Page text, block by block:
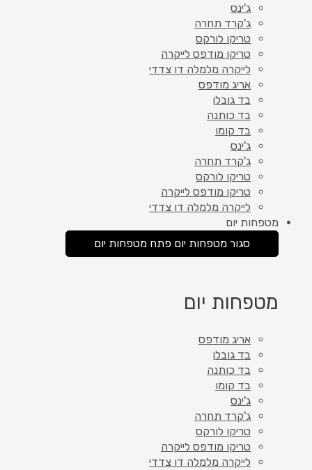
ג'ינס
ג'קרד תחרה
טריקו לורקס
טריקו מודפס לייקרה
לייקרה מלמלה דו צדדי
אריג מודפס
בד גובלן
בד כותנה
בד קומו
ג'ינס
ג'קרד תחרה
טריקו לורקס
טריקו מודפס לייקרה
לייקרה מלמלה דו צדדי
מטפחות יום
סגור מטפחות יום פתח מטפחות יום
מטפחות יום
אריג מודפס
בד גובלן
בד כותנה
בד קומו
ג'ינס
ג'קרד תחרה
טריקו לורקס
טריקו מודפס לייקרה
לייקרה מלמלה דו צדדי